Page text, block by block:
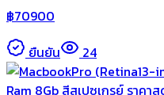
฿70900
ยืนยัน
24